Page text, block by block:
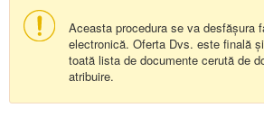
Aceasta procedura se va desfășura
electronică. Oferta Dvs. este finală
toată lista de documente cerută de
atribuire.